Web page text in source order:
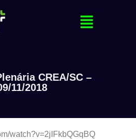
CREA/SC –
11/2018
watch?v=2jIFkbQGqBQ